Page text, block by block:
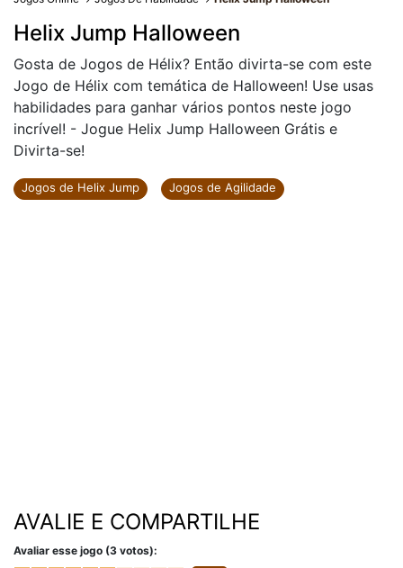
Helix Jump Halloween
Gosta de Jogos de Hélix? Então divirta-se com este
Jogo de Hélix com temática de Halloween! Use usas
habilidades para ganhar vários pontos neste jogo
incrível! - Jogue Helix Jump Halloween Grátis e
Divirta-se!
Jogos de Helix Jump Jogos de Agilidade
AVALIE E COMPARTILHE
Avaliar esse jogo (3 votos):